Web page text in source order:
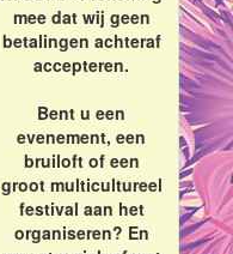
mee dat wij geen
betalingen achteraf
accepteren.
Bent u een
evenement, een
bruiloft of een
groot multicultureel
festival aan het
organiseren? En